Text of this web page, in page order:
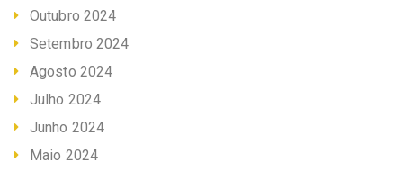
Outubro 2024
Setembro 2024
Agosto 2024
Julho 2024
Junho 2024
Maio 2024